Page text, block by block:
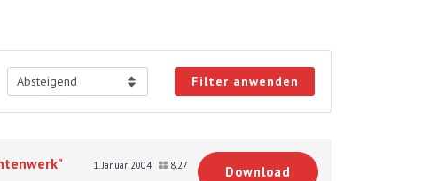
Filter anwenden
1. Januar 2004
8.27
Download